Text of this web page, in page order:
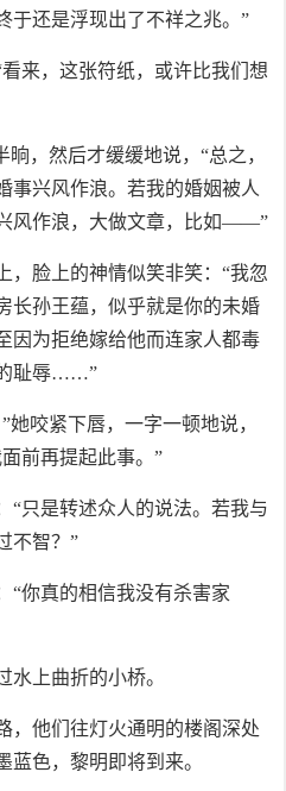
于还是浮现出了不祥之兆。”
来，这张符纸，或许比我们想
，然后才缓缓地说，“总之，
事兴风作浪。若我的婚姻被人
风作浪，大做文章，比如——”
，脸上的神情似笑非笑：“我忽
长孙王蕴，似乎就是你的未婚
因为拒绝嫁给他而连家人都毒
耻辱……”
她咬紧下唇，一字一顿地说，
前再提起此事。”
“只是转述众人的说法。若我与
不智？”
“你真的相信我没有杀害家
水上曲折的小桥。
，他们往灯火通明的楼阁深处
蓝色，黎明即将到来。